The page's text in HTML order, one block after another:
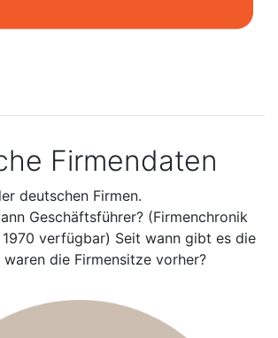
Firmendaten
deutschen Firmen.
Geschäftsführer? (Firmenchronik
verfügbar) Seit wann gibt es die
waren die Firmensitze vorher?